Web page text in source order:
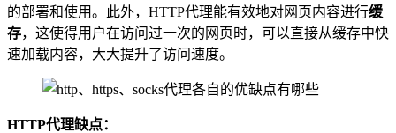
的部署和使用。此外，HTTP代理能有效地对网页内容进行缓
存，这使得用户在访问过一次的网页时，可以直接从缓存中快
速加载内容，大大提升了访问速度。
HTTP代理缺点：